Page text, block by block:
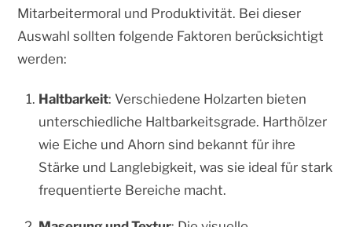
Mitarbeitermoral und Produktivität. Bei dieser
Auswahl sollten folgende Faktoren berücksichtigt
werden:
Haltbarkeit: Verschiedene Holzarten bieten
unterschiedliche Haltbarkeitsgrade. Harthölzer
wie Eiche und Ahorn sind bekannt für ihre
Stärke und Langlebigkeit, was sie ideal für stark
frequentierte Bereiche macht.